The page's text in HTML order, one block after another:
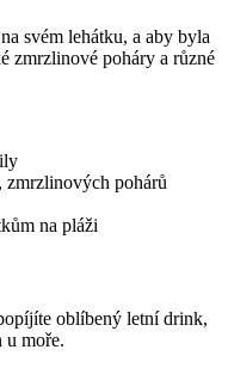
svém lehátku, a aby byla
zmrzlinové poháry a různé
zmrzlinových pohárů
na pláži
oblíbený letní drink,
u moře.